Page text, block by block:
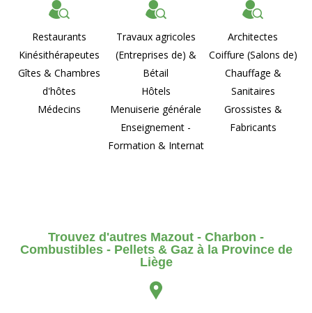
Restaurants
Kinésithérapeutes
Gîtes & Chambres
d'hôtes
Médecins
Travaux agricoles
(Entreprises de) &
Bétail
Hôtels
Menuiserie générale
Enseignement -
Formation & Internat
Architectes
Coiffure (Salons de)
Chauffage &
Sanitaires
Grossistes &
Fabricants
Trouvez d'autres Mazout - Charbon -
Combustibles - Pellets & Gaz à la Province de
Liège